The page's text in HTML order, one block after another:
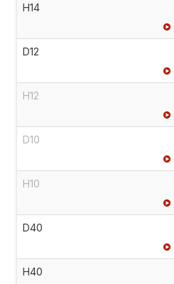
H14
D12
H12
D10
H10
D40
H40